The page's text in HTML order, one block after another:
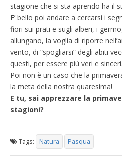
stagione che si sta aprendo ha il
E’ bello poi andare a cercarsi i
fiori sui prati e sugli alberi, i
allungano, la voglia di riporre
vento, di “spogliarsi” degli abiti
questi, per essere più veri e
Poi non è un caso che la
la meta della nostra quaresima!
E tu, sai apprezzare la
stagioni?
Tags: Natura Pasqua